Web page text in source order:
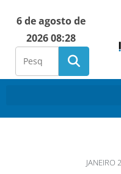
6 de agosto de
2026 08:28
JANEIRO